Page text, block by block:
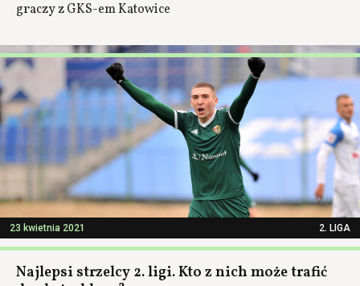
graczy z GKS-em Katowice
23 kwietnia 2021 2. LIGA
Najlepsi strzelcy 2. ligi. Kto z nich może trafić